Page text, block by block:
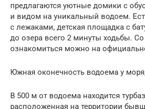
предлагаются уютные домики с
и видом на уникальный водоем.
с лежаками, детская площадка с
до озера всего 2 минуты ходьбы. Со
ознакомиться можно на
Южная оконечность водоема у
В 500 м от водоема находится
расположенная на территории